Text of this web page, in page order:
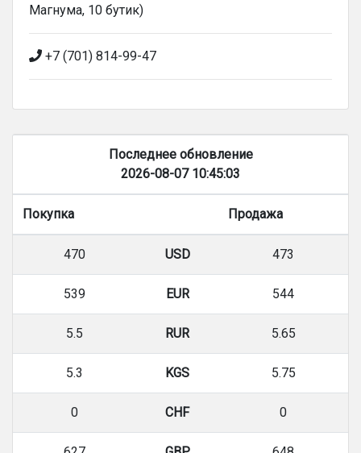
Магнума, 10 бутик)
+7 (701) 814-99-47
Последнее обновление
2026-08-07 10:45:03
Покупка Продажа
470 USD 473
539 EUR 544
5.5 RUR 5.65
5.3 KGS 5.75
0 CHF 0